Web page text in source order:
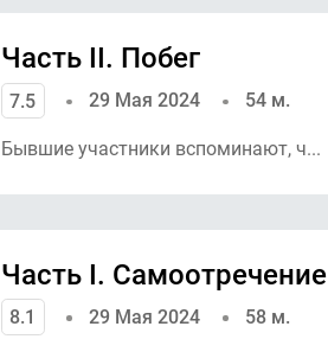
Часть II. Побег
7.5 29 Мая 2024 54 м.
Бывшие участники вспоминают, ч...
Часть I. Самоотречение
8.1 29 Мая 2024 58 м.